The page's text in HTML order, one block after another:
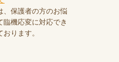
、保護者の方のお悩
臨機応変に対応でき
ります。